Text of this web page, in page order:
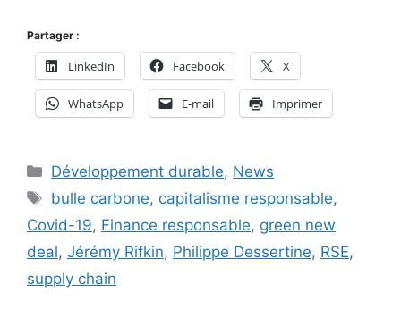
Partager :
LinkedIn Facebook X
WhatsApp E-mail Imprimer
Catégories
Développement durable, News
Étiquettes
bulle carbone, capitalisme responsable,
Covid-19, Finance responsable, green new
deal, Jérémy Rifkin, Philippe Dessertine, RSE,
supply chain